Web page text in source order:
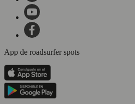
App de roadsurfer spots